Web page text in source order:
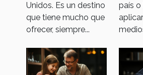
Unidos. Es un destino
que tiene mucho que
ofrecer, siempre...
país o